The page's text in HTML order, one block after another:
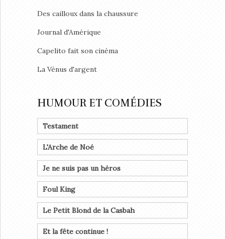
Des cailloux dans la chaussure
Journal d'Amérique
Capelito fait son cinéma
La Vénus d'argent
HUMOUR ET COMÉDIES
Testament
L'Arche de Noé
Je ne suis pas un héros
Foul King
Le Petit Blond de la Casbah
Et la fête continue !